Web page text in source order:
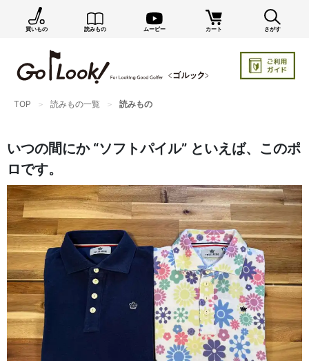
買いもの 読みもの ムービー カート さがす
TOP 読みもの一覧 読みもの
いつの間にか “ソフトパイル” といえば、このポ
ロです。
×
GO/LOOK! からのお知らせ（受信設定）
新商品情報や編集部のオススメ、オトクな情報・買い
まだご登録でない方はぜひ！
編集部セレクトのスタイル提案・お得情報（ダイレクトメール）
カートに残っている商品のお知らせ（買い忘れ通知）
お知らせを受け取る
いつでもメール内のリンクから配信停止できます